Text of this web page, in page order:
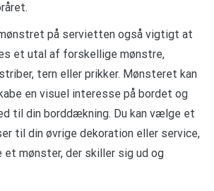
på servietten også vigtigt at
et utal af forskellige mønstre,
tern eller prikker. Mønsteret kan
en visuel interesse på bordet og
til din borddækning. Du kan vælge et
til din øvrige dekoration eller service,
et mønster, der skiller sig ud og